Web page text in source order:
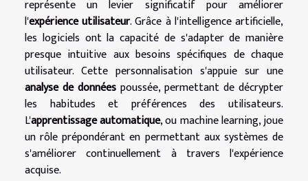
représente un levier significatif pour améliorer
l'expérience utilisateur. Grâce à l'intelligence artificielle,
les logiciels ont la capacité de s'adapter de manière
presque intuitive aux besoins spécifiques de chaque
utilisateur. Cette personnalisation s'appuie sur une
analyse de données poussée, permettant de décrypter
les habitudes et préférences des utilisateurs.
L'apprentissage automatique, ou machine learning, joue
un rôle prépondérant en permettant aux systèmes de
s'améliorer continuellement à travers l'expérience
acquise.